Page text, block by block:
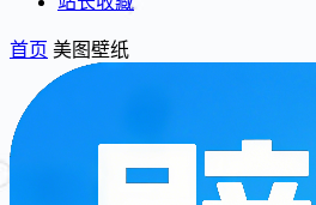
首页 美图壁纸